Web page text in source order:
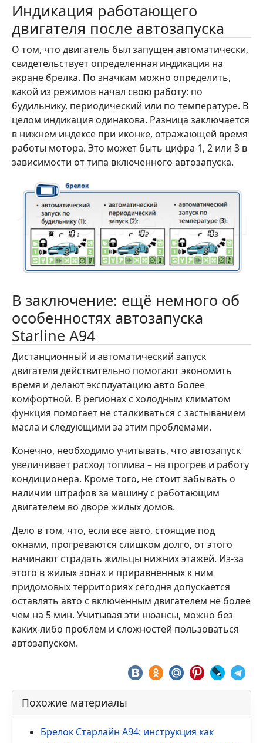
Индикация работающего
двигателя после автозапуска
О том, что двигатель был запущен автоматически,
свидетельствует определенная индикация на
экране брелка. По значкам можно определить,
какой из режимов начал свою работу: по
будильнику, периодический или по температуре. В
целом индикация одинакова. Разница заключается
в нижнем индексе при иконке, отражающей время
работы мотора. Это может быть цифра 1, 2 или 3 в
зависимости от типа включенного автозапуска.
В заключение: ещё немного об
особенностях автозапуска
Starline A94
Дистанционный и автоматический запуск
двигателя действительно помогают экономить
время и делают эксплуатацию авто более
комфортной. В регионах с холодным климатом
функция помогает не сталкиваться с застыванием
масла и следующими за этим проблемами.
Конечно, необходимо учитывать, что автозапуск
увеличивает расход топлива – на прогрев и работу
кондиционера. Кроме того, не стоит забывать о
наличии штрафов за машину с работающим
двигателем во дворе жилых домов.
Дело в том, что, если все авто, стоящие под
окнами, прогреваются слишком долго, от этого
начинают страдать жильцы нижних этажей. Из-за
этого в жилых зонах и приравненных к ним
придомовых территориях сегодня допускается
оставлять авто с включенным двигателем не более
чем на 5 мин. Учитывая эти нюансы, можно без
каких-либо проблем и сложностей пользоваться
автозапуском.
Похожие материалы
Брелок Cтарлайн А94: инструкция как